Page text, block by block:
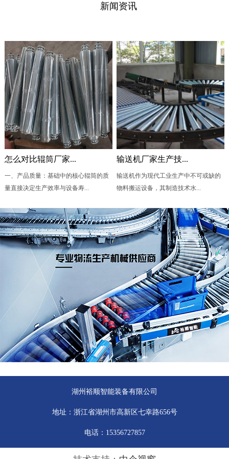
新闻资讯
怎么对比辊筒厂家...
一、产品质量：基础中的核心辊筒的质
量直接决定生产效率与设备寿...
输送机厂家生产技...
输送机作为现代工业生产中不可或缺的
物料搬运设备，其制造技术水...
湖州裕顺智能装备有限公司
地址：浙江省湖州市高新区七幸路656号
电话：15356727857